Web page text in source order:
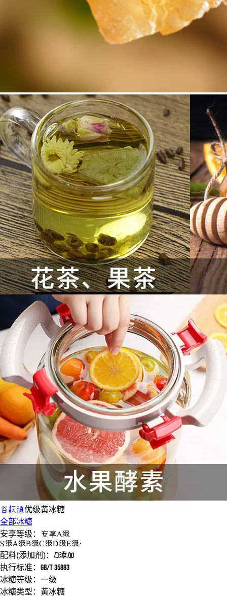
谷耘滇优级黄冰糖
全部冰糖
安享等级：
安享A级
S级A级B级C级D级E级·
配料(添加剂)： 0添加
执行标准： GB/T 35883
冰糖等级： 一级
冰糖类型： 黄冰糖